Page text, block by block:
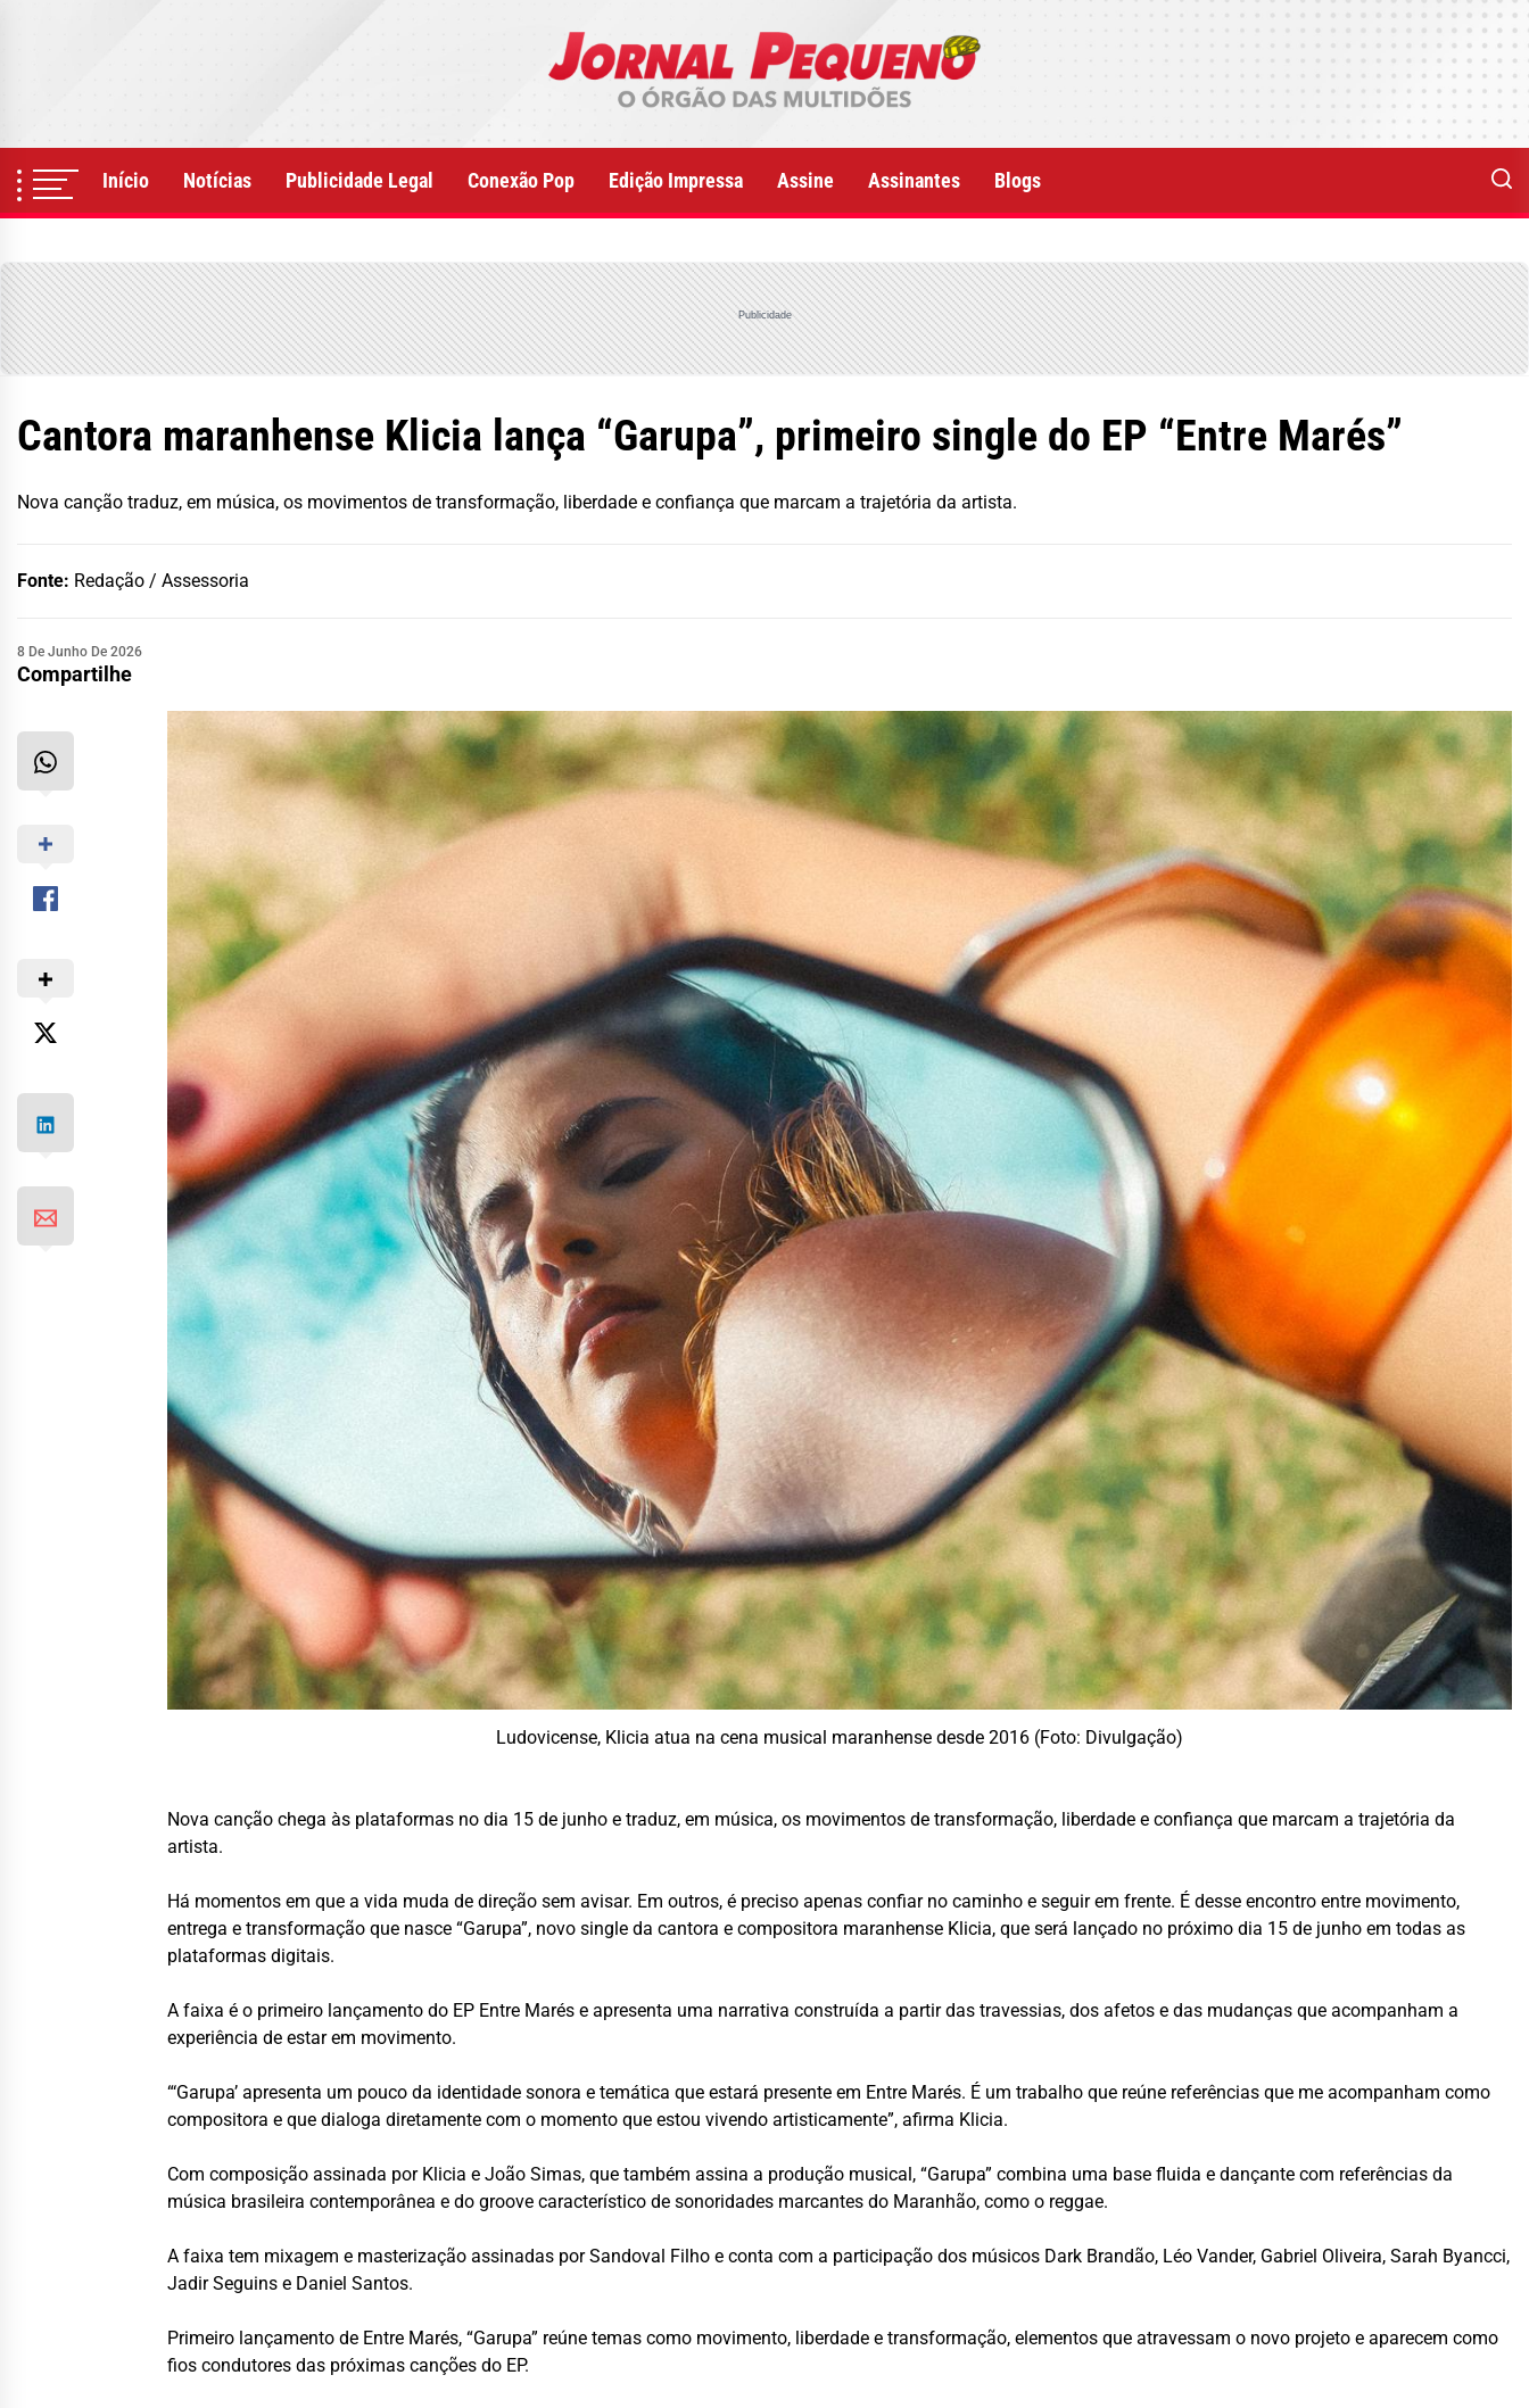
Início Notícias Publicidade Legal Conexão Pop Edição Impressa Assine Assinantes Blogs
Publicidade
Cantora maranhense Klicia lança “Garupa”, primeiro single do EP “Entre Marés”
Nova canção traduz, em música, os movimentos de transformação, liberdade e confiança que marcam a trajetória da artista.
Fonte: Redação / Assessoria
8 De Junho De 2026
Compartilhe
Ludovicense, Klicia atua na cena musical maranhense desde 2016 (Foto: Divulgação)
Nova canção chega às plataformas no dia 15 de junho e traduz, em música, os movimentos de transformação, liberdade e confiança que marcam a trajetória da
artista.
Há momentos em que a vida muda de direção sem avisar. Em outros, é preciso apenas confiar no caminho e seguir em frente. É desse encontro entre movimento,
entrega e transformação que nasce “Garupa”, novo single da cantora e compositora maranhense Klicia, que será lançado no próximo dia 15 de junho em todas as
plataformas digitais.
A faixa é o primeiro lançamento do EP Entre Marés e apresenta uma narrativa construída a partir das travessias, dos afetos e das mudanças que acompanham a
experiência de estar em movimento.
“‘Garupa’ apresenta um pouco da identidade sonora e temática que estará presente em Entre Marés. É um trabalho que reúne referências que me acompanham como
compositora e que dialoga diretamente com o momento que estou vivendo artisticamente”, afirma Klicia.
Com composição assinada por Klicia e João Simas, que também assina a produção musical, “Garupa” combina uma base fluida e dançante com referências da
música brasileira contemporânea e do groove característico de sonoridades marcantes do Maranhão, como o reggae.
A faixa tem mixagem e masterização assinadas por Sandoval Filho e conta com a participação dos músicos Dark Brandão, Léo Vander, Gabriel Oliveira, Sarah Byancci,
Jadir Seguins e Daniel Santos.
Primeiro lançamento de Entre Marés, “Garupa” reúne temas como movimento, liberdade e transformação, elementos que atravessam o novo projeto e aparecem como
fios condutores das próximas canções do EP.